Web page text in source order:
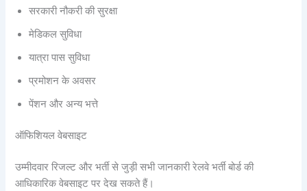
सरकारी नौकरी की सुरक्षा
मेडिकल सुविधा
यात्रा पास सुविधा
प्रमोशन के अवसर
पेंशन और अन्य भत्ते
ऑफिशियल वेबसाइट
उम्मीदवार रिजल्ट और भर्ती से जुड़ी सभी जानकारी रेलवे भर्ती बोर्ड की
आधिकारिक वेबसाइट पर देख सकते हैं।